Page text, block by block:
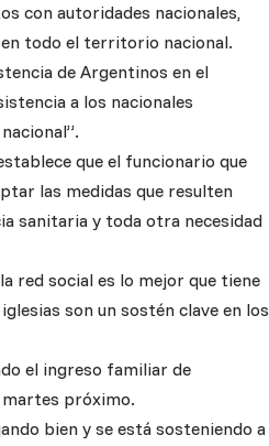
con autoridades nacionales,
todo el territorio nacional.
de Argentinos en el
a los nacionales
que el funcionario que
las medidas que resulten
sanitaria y toda otra necesidad
red social es lo mejor que tiene
son un sostén clave en los
el ingreso familiar de
martes próximo.
bien y se está sosteniendo a